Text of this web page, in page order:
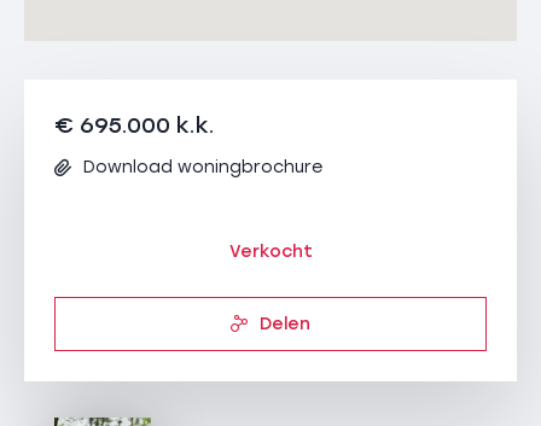
€ 695.000 k.k.
Download woningbrochure
Verkocht
Delen